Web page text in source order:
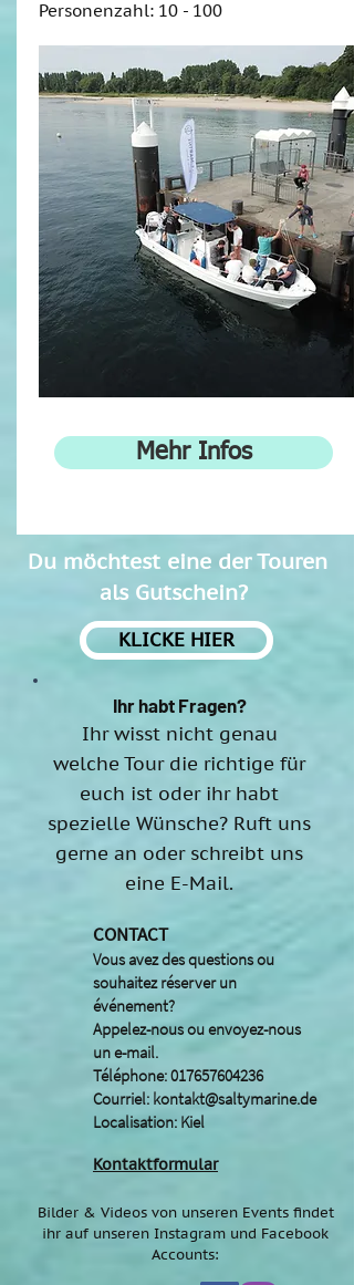
Personenzahl: 10 - 100
Mehr Infos
Du möchtest eine der Touren
als Gutschein?
KLICKE HIER
Ihr habt Fragen?
Ihr wisst nicht genau
welche Tour die richtige für
euch ist oder ihr habt
spezielle Wünsche? Ruft uns
gerne an oder schreibt uns
eine E-Mail.
CONTACT
Vous avez des questions ou
souhaitez réserver un
événement?
Appelez-nous ou envoyez-nous
un e-mail.
Téléphone:017657604236
Courriel: kontakt@saltymarine.de
Localisation: Kiel
Kontaktformular
Bilder & Videos von unseren Events findet
ihr auf unseren Instagram und Facebook
Accounts: